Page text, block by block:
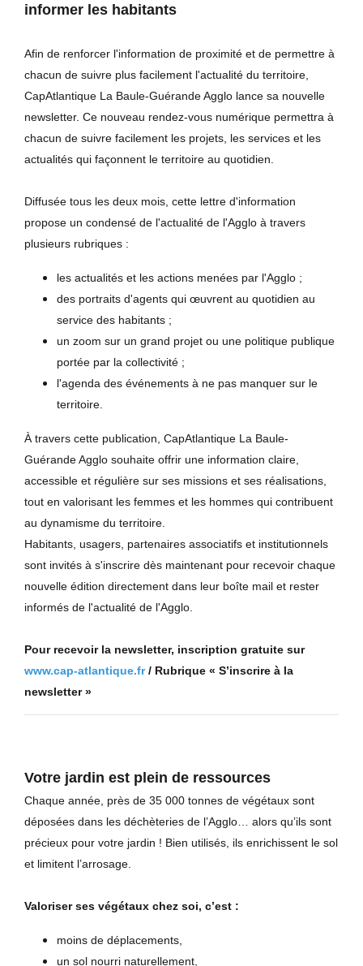
informer les habitants
Afin de renforcer l'information de proximité et de permettre à
chacun de suivre plus facilement l'actualité du territoire,
CapAtlantique La Baule-Guérande Agglo lance sa nouvelle
newsletter. Ce nouveau rendez-vous numérique permettra à
chacun de suivre facilement les projets, les services et les
actualités qui façonnent le territoire au quotidien.
Diffusée tous les deux mois, cette lettre d'information
propose un condensé de l'actualité de l'Agglo à travers
plusieurs rubriques :
les actualités et les actions menées par l'Agglo ;
des portraits d'agents qui œuvrent au quotidien au
service des habitants ;
un zoom sur un grand projet ou une politique publique
portée par la collectivité ;
l'agenda des événements à ne pas manquer sur le
territoire.
À travers cette publication, CapAtlantique La Baule-
Guérande Agglo souhaite offrir une information claire,
accessible et régulière sur ses missions et ses réalisations,
tout en valorisant les femmes et les hommes qui contribuent
au dynamisme du territoire.
Habitants, usagers, partenaires associatifs et institutionnels
sont invités à s'inscrire dès maintenant pour recevoir chaque
nouvelle édition directement dans leur boîte mail et rester
informés de l'actualité de l'Agglo.
Pour recevoir la newsletter, inscription gratuite sur
www.cap-atlantique.fr/ Rubrique « S’inscrire à la
newsletter »
Votre jardin est plein de ressources
Chaque année, près de 35 000 tonnes de végétaux sont
déposées dans les déchèteries de l’Agglo… alors qu’ils sont
précieux pour votre jardin ! Bien utilisés, ils enrichissent le sol
et limitent l’arrosage.
Valoriser ses végétaux chez soi, c’est :
moins de déplacements,
un sol nourri naturellement,